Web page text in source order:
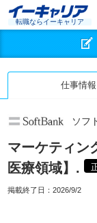
転職ならイーキャリア
仕事情報
ソフ
マーケティン
医療領域】.
掲載終了日： 2026/9/2